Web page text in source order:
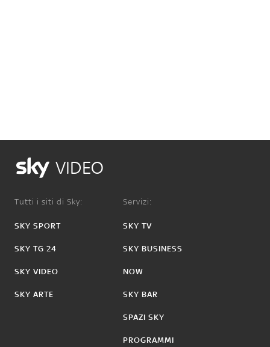
VIDEO
Tutti i siti di Sky:
SKY SPORT
SKY TG 24
SKY VIDEO
SKY ARTE
Servizi:
SKY TV
SKY BUSINESS
NOW
SKY BAR
SPAZI SKY
PROGRAMMI